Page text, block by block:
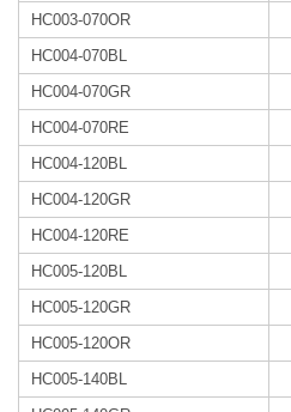
HC003-070OR
HC004-070BL
HC004-070GR
HC004-070RE
HC004-120BL
HC004-120GR
HC004-120RE
HC005-120BL
HC005-120GR
HC005-120OR
HC005-140BL